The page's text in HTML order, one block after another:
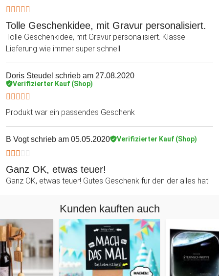
Tolle Geschenkidee, mit Gravur personalisiert.
Tolle Geschenkidee, mit Gravur personalisiert. Klasse
Lieferung wie immer super schnell
Doris Steudel schrieb am 27.08.2020
Verifizierter Kauf (Shop)
Produkt war ein passendes Geschenk
B Vogtschrieb am 05.05.2020 Verifizierter Kauf (Shop)
Ganz OK, etwas teuer!
Ganz OK, etwas teuer! Gutes Geschenk für den der alles hat!
Kunden kauften auch